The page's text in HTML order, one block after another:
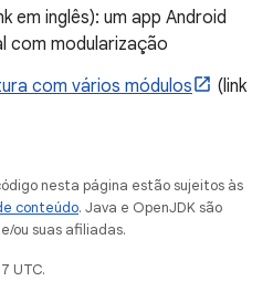
em inglês): um app Android
com modularização
com vários módulos
(link
nesta página estão sujeitos às
conteúdo. Java e OpenJDK são
ou suas afiliadas.
UTC.